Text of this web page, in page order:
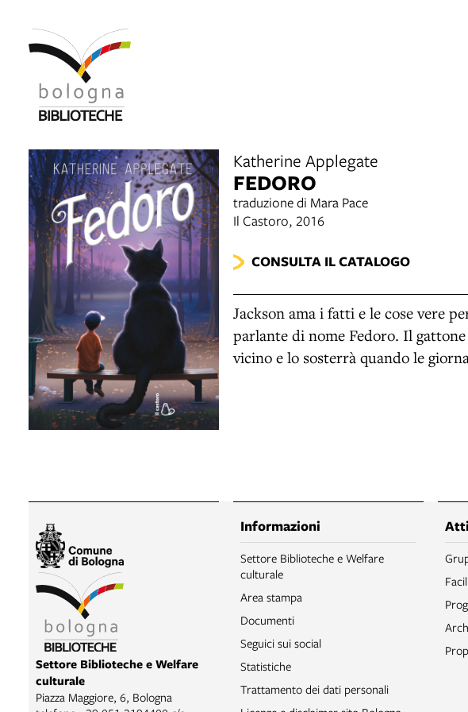
Katherine Applegate
FEDORO
traduzione di Mara Pace
Il Castoro, 2016
CONSULTA IL CATALOGO
Jackson ama i fatti e le cose vere
parlante di nome Fedoro. Il
vicino e lo sosterrà quando le
Settore Biblioteche e Welfare
culturale
Piazza Maggiore, 6, Bologna
Informazioni
Settore Biblioteche e Welfare
culturale
Area stampa
Documenti
Seguici sui social
Statistiche
Trattamento dei dati personali